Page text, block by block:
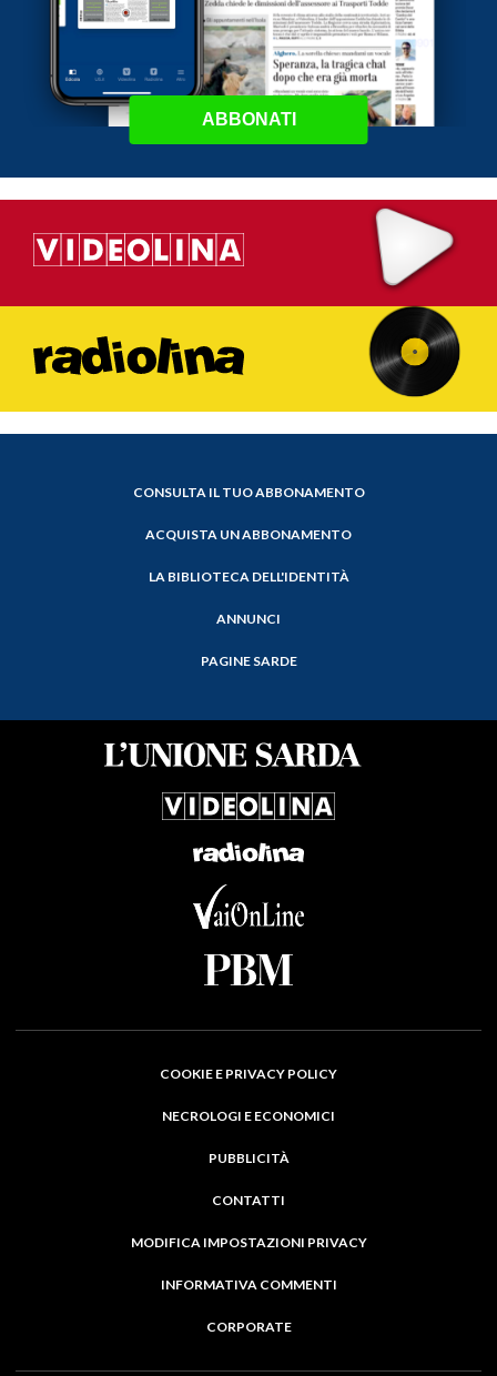
ABBONATI
CONSULTA IL TUO ABBONAMENTO
ACQUISTA UN ABBONAMENTO
LA BIBLIOTECA DELL'IDENTITÀ
ANNUNCI
PAGINE SARDE
COOKIE E PRIVACY POLICY
NECROLOGI E ECONOMICI
PUBBLICITÀ
CONTATTI
MODIFICA IMPOSTAZIONI PRIVACY
INFORMATIVA COMMENTI
CORPORATE